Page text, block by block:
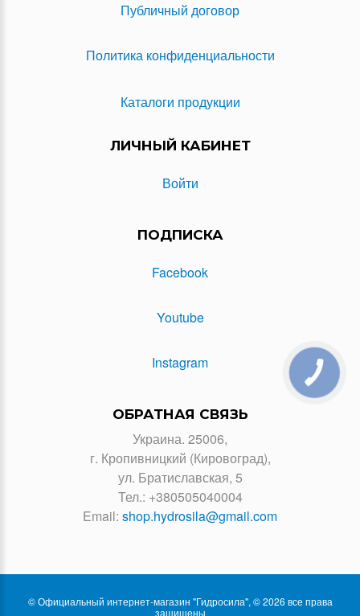
Публичный договор
Политика конфиденциальности
Каталоги продукции
ЛИЧНЫЙ КАБИНЕТ
Войти
ПОДПИСКА
Facebook
Youtube
Instagram
ОБРАТНАЯ СВЯЗЬ
Украина. 25006,
г. Кропивницкий (Кировоград),
ул. Братиславская, 5
Тел.: +380505040004
Email: shop.hydrosila@gmail.com
© Официальный интернет-магазин "Гидросила", © 2026 все права
защищены